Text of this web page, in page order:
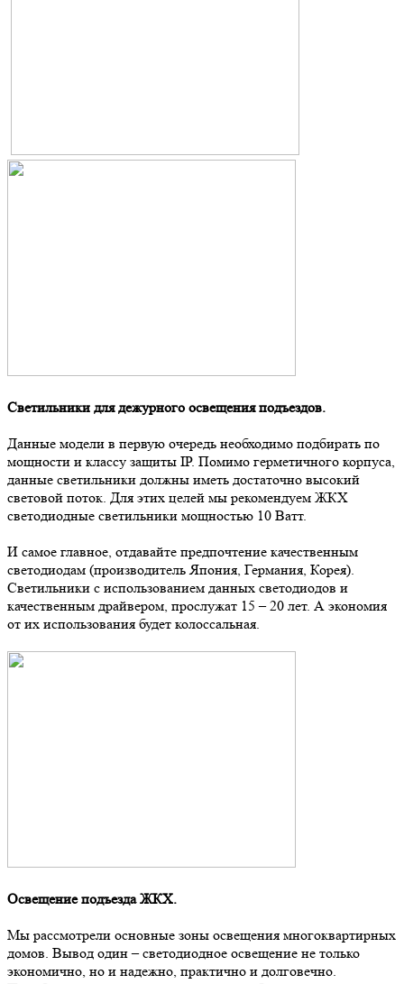
Светильники для дежурного освещения подъездов.
Данные модели в первую очередь необходимо подбирать по
мощности и классу защиты IP. Помимо герметичного корпуса,
данные светильники должны иметь достаточно высокий
световой поток. Для этих целей мы рекомендуем ЖКХ
светодиодные светильники мощностью 10 Ватт.
И самое главное, отдавайте предпочтение качественным
светодиодам (производитель Япония, Германия, Корея).
Светильники с использованием данных светодиодов и
качественным драйвером, прослужат 15 – 20 лет. А экономия
от их использования будет колоссальная.
Освещение подъезда ЖКХ.
Мы рассмотрели основные зоны освещения многоквартирных
домов. Вывод один – светодиодное освещение не только
экономично, но и надежно, практично и долговечно.